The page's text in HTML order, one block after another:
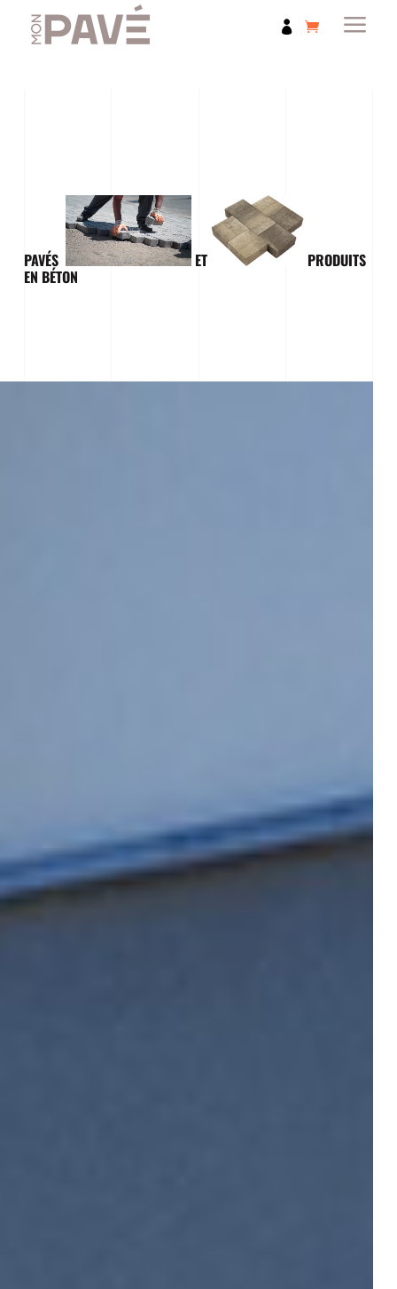
a

PAVÉS ET PRODUITS
EN BÉTON